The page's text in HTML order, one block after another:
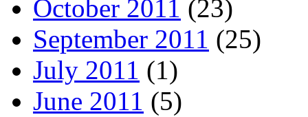
October 2011 (23)
September 2011 (25)
July 2011 (1)
June 2011 (5)